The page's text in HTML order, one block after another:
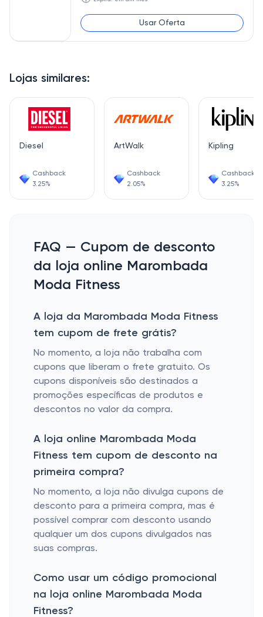
Lojas similares:
Diesel
Cashback
3.25%
ArtWalk
Cashback
2.05%
Kipling
Cashback
3.25%
Usar Oferta
FAQ — Cupom de desconto
da loja online Marombada
Moda Fitness
A loja da Marombada Moda Fitness
tem cupom de frete grátis?
No momento, a loja não trabalha com
cupons que liberam o frete gratuito. Os
cupons disponíveis são destinados a
promoções específicas de produtos e
descontos no valor da compra.
A loja online Marombada Moda
Fitness tem cupom de desconto na
primeira compra?
No momento, a loja não divulga cupons de
desconto para a primeira compra, mas é
possível comprar com desconto usando
qualquer um dos cupons divulgados nas
suas compras.
Como usar um código promocional
na loja online Marombada Moda
Fitness?